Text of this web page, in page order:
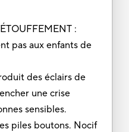
:
pas aux enfants de
des éclairs de
une crise
sensibles.
piles boutons. Nocif